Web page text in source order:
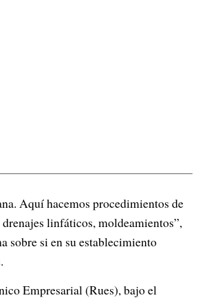
Aquí hacemos procedimientos de
linfáticos, moldeamientos”,
sobre si en su establecimiento
Empresarial (Rues), bajo el